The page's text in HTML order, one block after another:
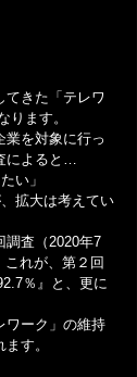
てきた「テレワ
ります。
業を対象に行っ
によると…
い」
拡大は考えてい
調査（2020年7
これが、第２回
％』と、更に
ワーク」の維持
す。